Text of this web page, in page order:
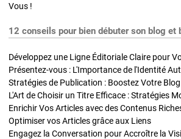
Vous !
12 conseils pour bien débuter son blog et
Développez une Ligne Éditoriale Claire pour
Présentez-vous : L'Importance de l'Identité
L'Art de Choisir un Titre Efficace : Stratégies
Optimiser vos Articles grâce aux Liens
Engagez la Conversation pour Accroître la